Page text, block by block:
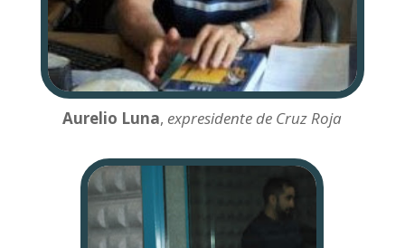
Aurelio Luna, expresidente de Cruz Roja